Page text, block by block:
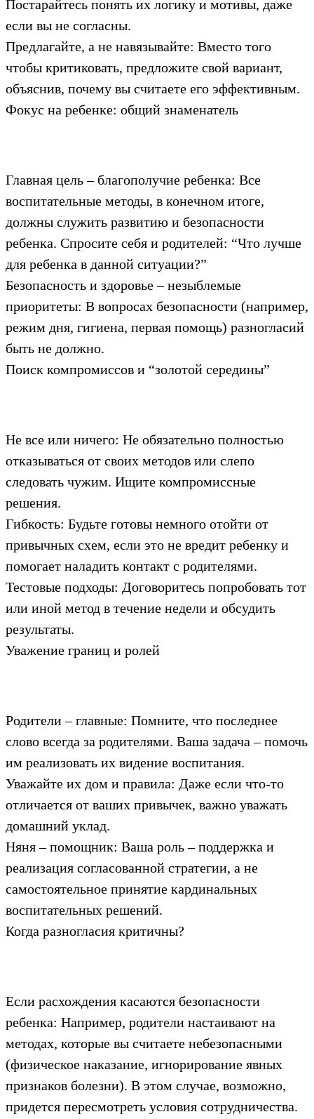
Постарайтесь понять их логику и мотивы, даже
если вы не согласны.
Предлагайте, а не навязывайте: Вместо того
чтобы критиковать, предложите свой вариант,
объяснив, почему вы считаете его эффективным.
Фокус на ребенке: общий знаменатель
Главная цель – благополучие ребенка: Все
воспитательные методы, в конечном итоге,
должны служить развитию и безопасности
ребенка. Спросите себя и родителей: “Что лучше
для ребенка в данной ситуации?”
Безопасность и здоровье – незыблемые
приоритеты: В вопросах безопасности (например,
режим дня, гигиена, первая помощь) разногласий
быть не должно.
Поиск компромиссов и “золотой середины”
Не все или ничего: Не обязательно полностью
отказываться от своих методов или слепо
следовать чужим. Ищите компромиссные
решения.
Гибкость: Будьте готовы немного отойти от
привычных схем, если это не вредит ребенку и
помогает наладить контакт с родителями.
Тестовые подходы: Договоритесь попробовать тот
или иной метод в течение недели и обсудить
результаты.
Уважение границ и ролей
Родители – главные: Помните, что последнее
слово всегда за родителями. Ваша задача – помочь
им реализовать их видение воспитания.
Уважайте их дом и правила: Даже если что-то
отличается от ваших привычек, важно уважать
домашний уклад.
Няня – помощник: Ваша роль – поддержка и
реализация согласованной стратегии, а не
самостоятельное принятие кардинальных
воспитательных решений.
Когда разногласия критичны?
Если расхождения касаются безопасности
ребенка: Например, родители настаивают на
методах, которые вы считаете небезопасными
(физическое наказание, игнорирование явных
признаков болезни). В этом случае, возможно,
придется пересмотреть условия сотрудничества.